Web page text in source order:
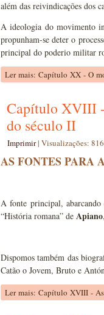
além das reivindicações dos
A ideologia do movimento
propunham-se deter o
principal do poderio militar
Ler mais: Capítulo XX - O
Capítulo XVIII -
do século II
Imprimir| Visualizações:
AS FONTES PARA
A fonte principal,
“História romana” de Apiano
Dispomos também das
Catão o Jovem, Bruto e
Ler mais: Capítulo XVIII -